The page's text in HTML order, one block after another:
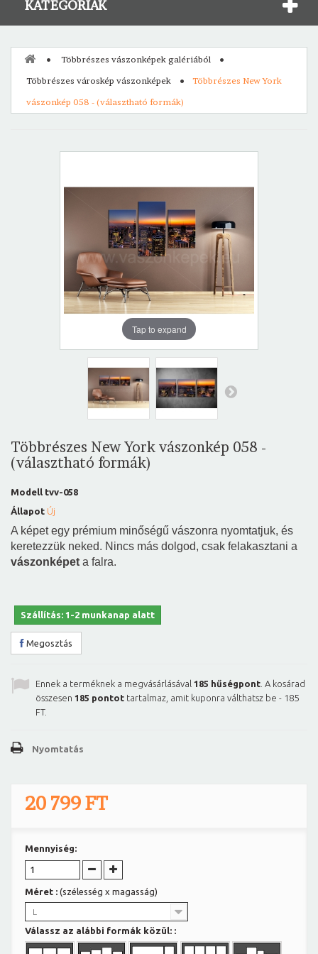
KATEGÓRIÁK
Többrészes vászonképek galériából
Többrészes városkép vászonképek
Többrészes New York
vászonkép 058 - (választható formák)
Tap to expand
Többrészes New York vászonkép 058 -
(választható formák)
Modell tvv-058
Állapot Új
A képet egy prémium minőségű vászonra nyomtatjuk, és
keretezzük neked. Nincs más dolgod, csak felakasztani a
vászonképet a falra.
Szállítás: 1-2 munkanap alatt
Megosztás
Ennek a terméknek a megvásárlásával 185 hűségpont . A kosárad
összesen 185 pontot tartalmaz, amit kuponra válthatsz be - 185
FT.
Nyomtatás
20 799 FT
Mennyiség:
Méret : (szélesség x magasság)
L
Válassz az alábbi formák közül: :